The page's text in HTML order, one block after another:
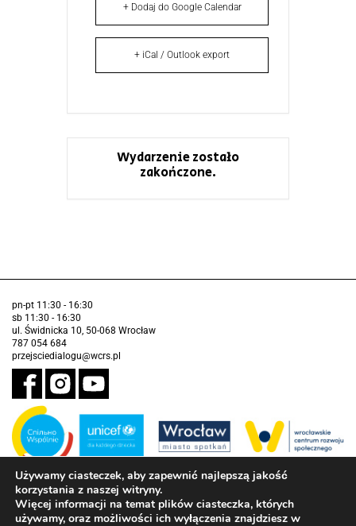
+ Dodaj do Google Calendar
+ iCal / Outlook export
Wydarzenie zostało
zakończone.
pn-pt 11:30 - 16:30
sb 11:30 - 16:30
ul. Świdnicka 10, 50-068 Wrocław
787 054 684
przejsciedialogu@wcrs.pl
Zadanie realizowane ze środków Gminy Wrocław w partnerstwie z
Funduszem Narodów Zjednoczonych na Rzecz Dzieci (UNICEF)
Używamy ciasteczek, aby zapewnić najlepszą jakość
korzystania z naszej witryny.
Więcej informacji na temat plików ciasteczka, których
używamy, oraz możliwości ich wyłączenia znajdziesz w